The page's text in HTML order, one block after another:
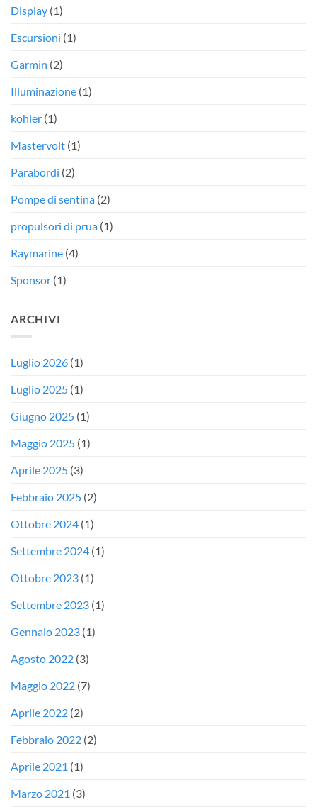
Display (1)
Escursioni (1)
Garmin (2)
Illuminazione (1)
kohler (1)
Mastervolt (1)
Parabordi (2)
Pompe di sentina (2)
propulsori di prua (1)
Raymarine (4)
Sponsor (1)
ARCHIVI
Luglio 2026 (1)
Luglio 2025 (1)
Giugno 2025 (1)
Maggio 2025 (1)
Aprile 2025 (3)
Febbraio 2025 (2)
Ottobre 2024 (1)
Settembre 2024 (1)
Ottobre 2023 (1)
Settembre 2023 (1)
Gennaio 2023 (1)
Agosto 2022 (3)
Maggio 2022 (7)
Aprile 2022 (2)
Febbraio 2022 (2)
Aprile 2021 (1)
Marzo 2021 (3)